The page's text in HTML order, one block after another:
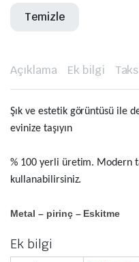
Temizle
Açıklama Ek bilgi
Şık ve estetik görüntüsü ile
evinize taşıyın
% 100 yerli üretim. Modern
kullanabilirsiniz.
Metal – pirinç – Eskitme
Ek bilgi